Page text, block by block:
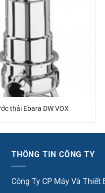
thải Ebara DW VOX
THÔNG TIN CÔNG TY
Công Ty CP Máy Và Thiết